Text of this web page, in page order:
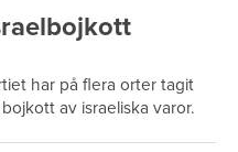
har på flera orter tagit
av israeliska varor.